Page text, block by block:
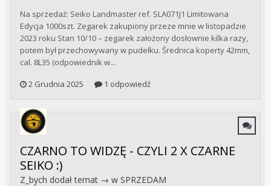
Na sprzedaż: Seiko Landmaster ref. SLA071J1 Limitowana
Edycja 1000szt. Zegarek zakupiony przeze mnie w listopadzie
2023 roku Stan 10/10 – zegarek założony dosłownie kilka razy,
potem był przechowywany w pudełku. Średnica koperty 42mm,
cal. 8L35 (odpowiednik w...
2 Grudnia 2025
1 odpowiedź
CZARNO TO WIDZĘ - CZYLI 2 X CZARNE
SEIKO :)
Z_bych dodał temat → w SPRZEDAM